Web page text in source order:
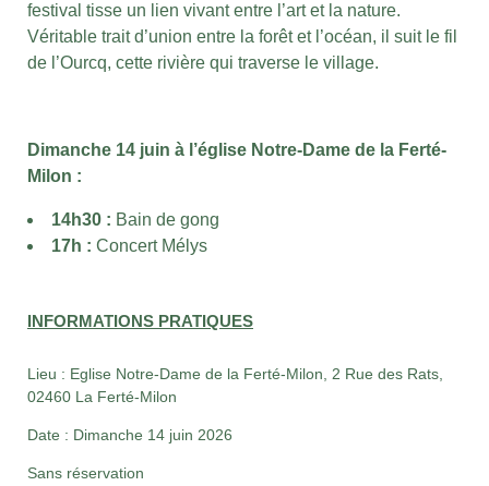
festival tisse un lien vivant entre l’art et la nature.
Véritable trait d’union entre la forêt et l’océan, il suit le fil
de l’Ourcq, cette rivière qui traverse le village.
Dimanche 14 juin à l’église Notre-Dame de la Ferté-
Milon :
14h30 : Bain de gong
17h : Concert Mélys
INFORMATIONS PRATIQUES
Lieu : Eglise Notre-Dame de la Ferté-Milon, 2 Rue des Rats,
02460 La Ferté-Milon
Date : Dimanche 14 juin 2026
Sans réservation